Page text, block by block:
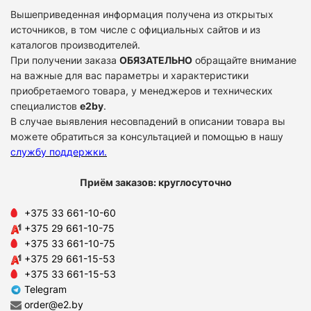
Вышеприведенная информация получена из открытых
источников, в том числе с официальных сайтов и из
каталогов производителей.
При получении заказа ОБЯЗАТЕЛЬНО обращайте внимание
на важные для вас параметры и характеристики
приобретаемого товара, у менеджеров и технических
специалистов e2by.
В случае выявления несовпадений в описании товара вы
можете обратиться за консультацией и помощью в нашу
службу поддержки.
Приём заказов: круглосуточно
+375 33 661-10-60
+375 29 661-10-75
+375 33 661-10-75
+375 29 661-15-53
+375 33 661-15-53
Telegram
order@e2.by